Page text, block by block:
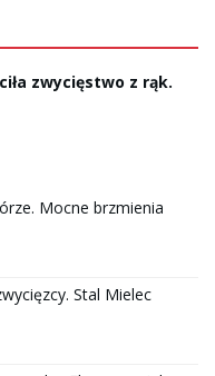
zwycięstwo z rąk.
Mocne brzmienia
Stal Mielec